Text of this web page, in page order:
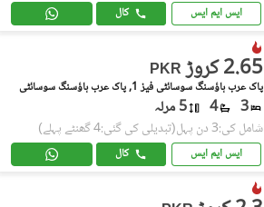
ایس ایم ایس کال
PKR 2.65 کروڑ
پاک عرب ہاؤسنگ سوسائٹی فیز 1, پاک عرب ہاؤسنگ سوسائٹی
3
4 5 مرلہ
شامل کی:3 دن پہل (تبدیلی کی گئی:4 گھنٹے پہلے)
ایس ایم ایس کال